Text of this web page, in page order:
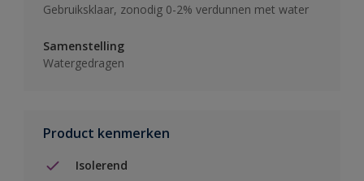
Gebruiksklaar, zonodig 0-2% verdunnen met water
Samenstelling
Watergedragen
Product kenmerken
Isolerend